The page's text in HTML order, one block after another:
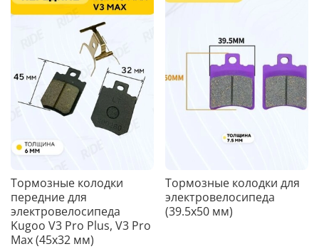
Тормозные колодки
передние для
электровелосипеда
Kugoo V3 Pro Plus, V3 Pro
Max (45x32 мм)
Тормозные колодки для
электровелосипеда
(39.5x50 мм)